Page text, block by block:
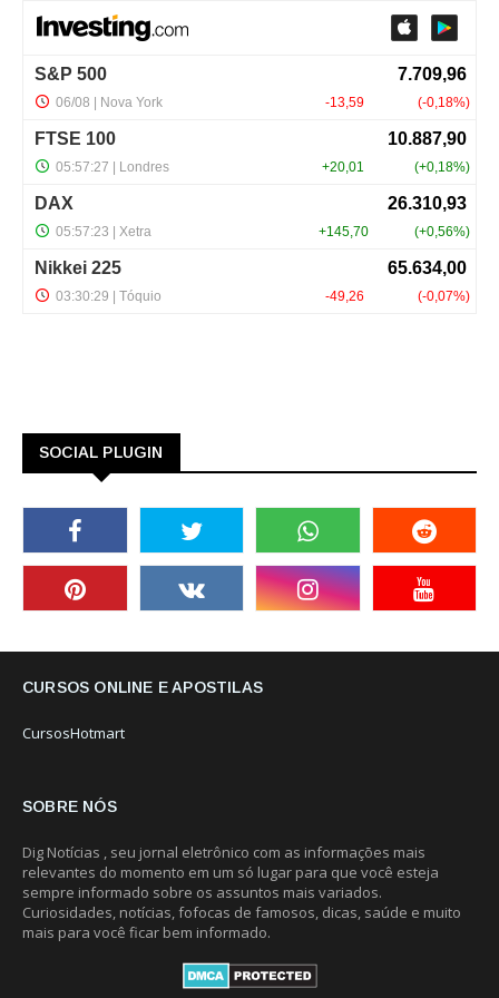
SOCIAL PLUGIN
CURSOS ONLINE E APOSTILAS
CursosHotmart
SOBRE NÓS
Dig Notícias , seu jornal eletrônico com as informações mais
relevantes do momento em um só lugar para que você esteja
sempre informado sobre os assuntos mais variados.
Curiosidades, notícias, fofocas de famosos, dicas, saúde e muito
mais para você ficar bem informado.